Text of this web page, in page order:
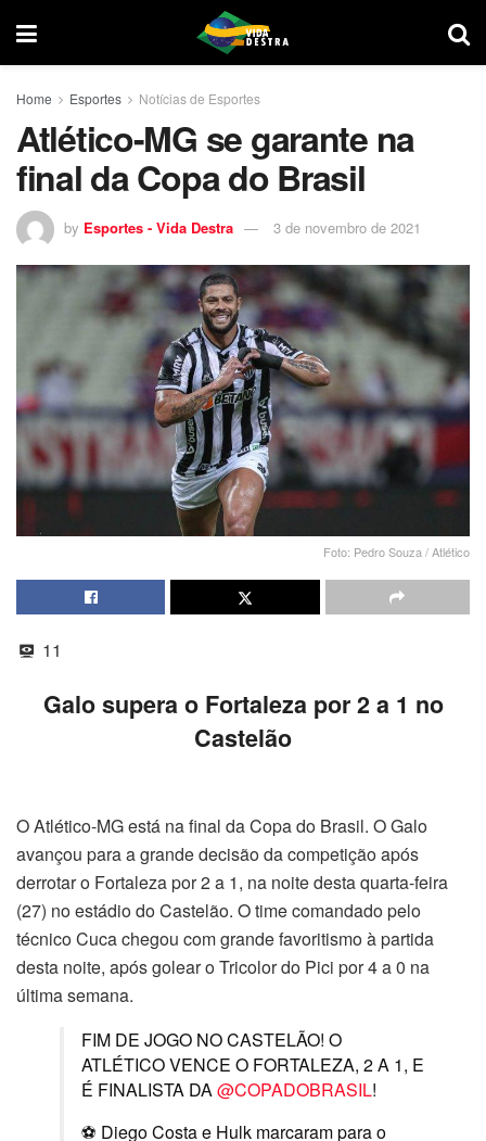
Home Esportes Notícias de Esportes
Atlético-MG se garante na
final da Copa do Brasil
by Esportes - Vida Destra 3 de novembro de 2021
Foto: Pedro Souza / Atlético
11
Galo supera o Fortaleza por 2 a 1 no
Castelão
O Atlético-MG está na final da Copa do Brasil. O Galo
avançou para a grande decisão da competição após
derrotar o Fortaleza por 2 a 1, na noite desta quarta-feira
(27) no estádio do Castelão. O time comandado pelo
técnico Cuca chegou com grande favoritismo à partida
desta noite, após golear o Tricolor do Pici por 4 a 0 na
última semana.
FIM DE JOGO NO CASTELÃO! O
ATLÉTICO VENCE O FORTALEZA, 2 A 1, E
É FINALISTA DA@COPADOBRASIL!
⚽️ Diego Costa e Hulk marcaram para o